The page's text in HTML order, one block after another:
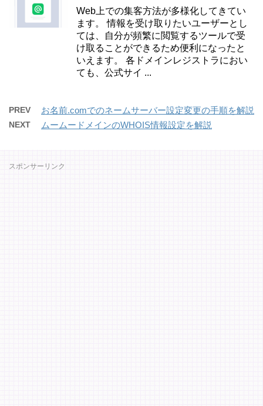
Web上での集客方法が多様化してきてい
ます。 情報を受け取りたいユーザーとし
ては、自分が頻繁に閲覧するツールで受
け取ることができるため便利になったと
いえます。 各ドメインレジストラにおい
ても、公式サイ ...
PREV お名前.comでのネームサーバー設定変更の手順を解説
NEXT ムームードメインのWHOIS情報設定を解説
スポンサーリンク